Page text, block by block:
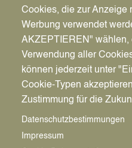
Ahoi!“:
Alexander
auf dem
Auswahl
– Tickets
Es wird wieder Bier
Cookies, die zur Anzeige
Werbung verwendet
AKZEPTIEREN" wählen,
Verwendung aller
können jederzeit unter
Cookie-Typen
Zustimmung für die
Datenschutzbestimmungen
Impressum